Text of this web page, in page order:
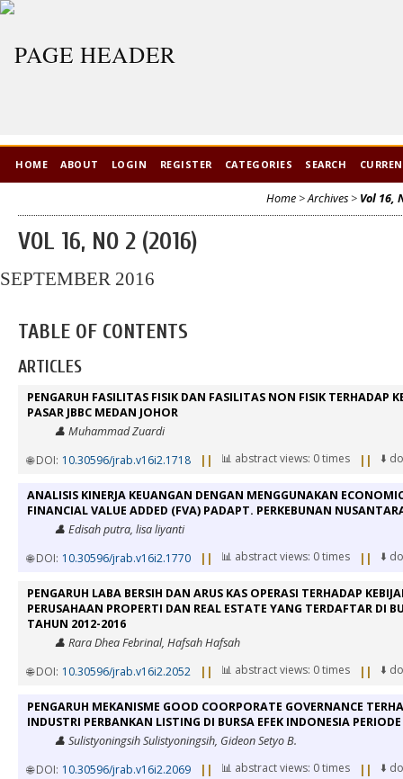
HOME ABOUT LOGIN REGISTER CATEGORIES SEARCH
Home >Archives > Vol 16,
VOL 16, NO 2 (2016)
SEPTEMBER 2016
TABLE OF CONTENTS
ARTICLES
PENGARUH FASILITAS FISIK DAN FASILITAS NON FISIK TERHADAP
PASAR JBBC MEDAN JOHOR
👤 Muhammad Zuardi
🌐 DOI: 10.30596/jrab.v16i2.1718 || 📊 abstract views: 0 times || ⬇️
ANALISIS KINERJA KEUANGAN DENGAN MENGGUNAKAN
FINANCIAL VALUE ADDED (FVA) PADAPT. PERKEBUNAN
👤 Edisah putra, lisa liyanti
🌐 DOI: 10.30596/jrab.v16i2.1770 || 📊 abstract views: 0 times || ⬇️
PENGARUH LABA BERSIH DAN ARUS KAS OPERASI TERHADAP
PERUSAHAAN PROPERTI DAN REAL ESTATE YANG TERDAFTAR DI
TAHUN 2012-2016
👤 Rara Dhea Febrinal, Hafsah Hafsah
🌐 DOI: 10.30596/jrab.v16i2.2052 || 📊 abstract views: 0 times || ⬇️
PENGARUH MEKANISME GOOD COORPORATE GOVERNANCE
INDUSTRI PERBANKAN LISTING DI BURSA EFEK INDONESIA
👤 Sulistyoningsih Sulistyoningsih, Gideon Setyo B.
🌐 DOI: 10.30596/jrab.v16i2.2069 || 📊 abstract views: 0 times || ⬇️